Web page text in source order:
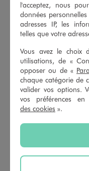
Basé sur 5
avis
contrôle
5étoiles
étoiles
3étoiles
2étoiles
1étoile
l'acceptez, nous
données
adresses IP, les
telles que votre
Vous avez le choix
utilisations, de «
opposer ou de «
chaque catégorie de
valider vos options.
vos préférences
des cookies ».